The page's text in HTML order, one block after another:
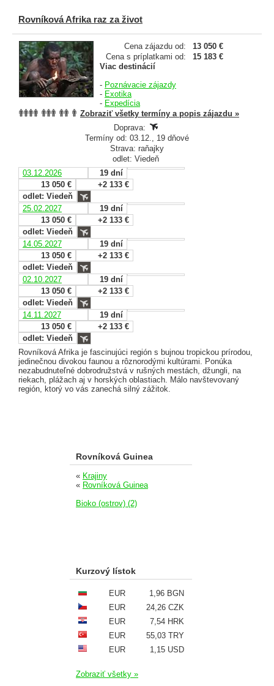
Rovníková Afrika raz za život
Cena zájazdu od:
13 050 €
Cena s príplatkami od:
15 183 €
Viac destinácií
- Poznávacie zájazdy
- Exotika
- Expedícia
Zobraziť všetky termíny a popis zájazdu »
Doprava:
Termíny od: 03.12., 19 dňové
Strava: raňajky
odlet: Viedeň
03.12.2026
19 dní
13 050 €
+2 133 €
odlet: Viedeň
25.02.2027
19 dní
13 050 €
+2 133 €
odlet: Viedeň
14.05.2027
19 dní
13 050 €
+2 133 €
odlet: Viedeň
02.10.2027
19 dní
13 050 €
+2 133 €
odlet: Viedeň
14.11.2027
19 dní
13 050 €
+2 133 €
odlet: Viedeň
Rovníková Afrika je fascinujúci región s bujnou tropickou prírodou,
jedinečnou divokou faunou a rôznorodými kultúrami. Ponúka
nezabudnuteľné dobrodružstvá v rušných mestách, džungli, na
riekach, plážach aj v horských oblastiach. Málo navštevovaný
región, ktorý vo vás zanechá silný zážitok.
Rovníková Guinea
« Krajiny
« Rovníková Guinea
Bioko (ostrov) (2)
Kurzový lístok
EUR
1,96 BGN
EUR
24,26 CZK
EUR
7,54 HRK
EUR
55,03 TRY
EUR
1,15 USD
Zobraziť všetky »